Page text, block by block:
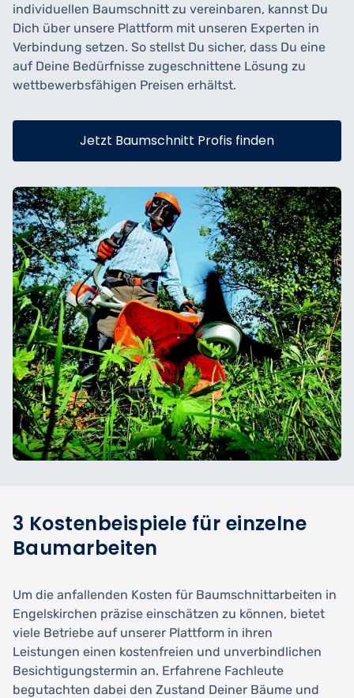
individuellen Baumschnitt zu vereinbaren, kannst Du
Dich über unsere Plattform mit unseren Experten in
Verbindung setzen. So stellst Du sicher, dass Du eine
auf Deine Bedürfnisse zugeschnittene Lösung zu
wettbewerbsfähigen Preisen erhältst.
Jetzt Baumschnitt Profis finden
3 Kostenbeispiele für einzelne
Baumarbeiten
Um die anfallenden Kosten für Baumschnittarbeiten in
Engelskirchen präzise einschätzen zu können, bietet
viele Betriebe auf unserer Plattform in ihren
Leistungen einen kostenfreien und unverbindlichen
Besichtigungstermin an. Erfahrene Fachleute
begutachten dabei den Zustand Deiner Bäume und